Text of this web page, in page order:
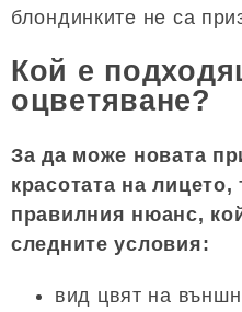
блондинките не са
Кой е
оцветяване?
За да може новата
красотата на
правилния нюанс,
следните условия:
вид цвят на